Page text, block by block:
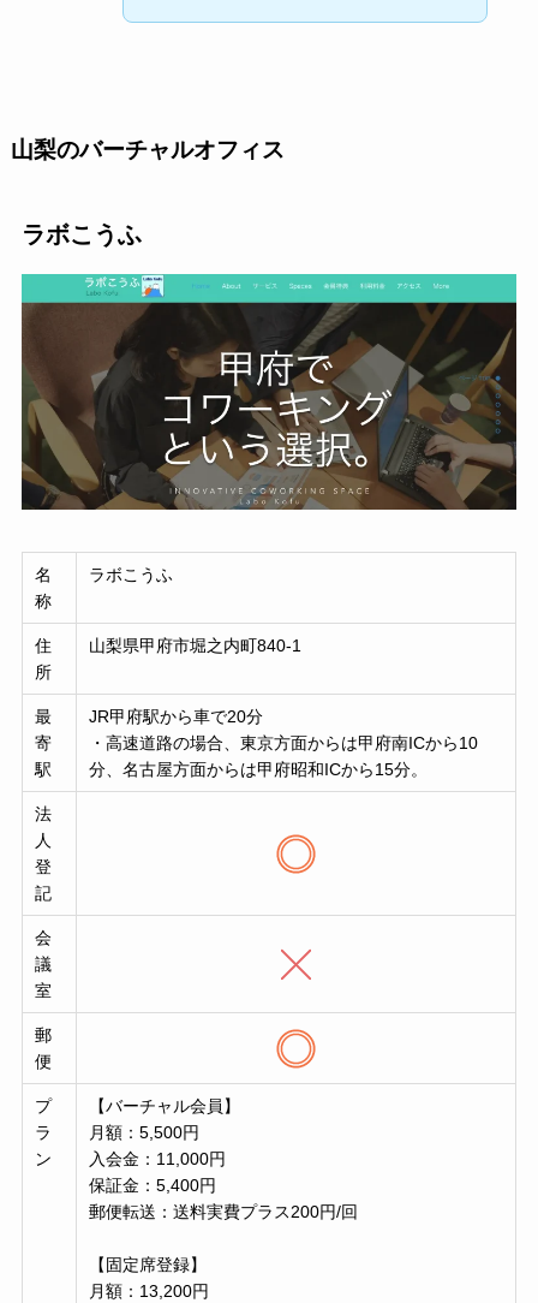
山梨のバーチャルオフィス
ラボこうふ
名
称
ラボこうふ
住
所
山梨県甲府市堀之内町840-1
最
寄
駅
JR甲府駅から車で20分
・高速道路の場合、東京方面からは甲府南ICから10
分、名古屋方面からは甲府昭和ICから15分。
法
人
登
記
会
議
室
郵
便
プ
ラ
ン
【バーチャル会員】
月額：5,500円
入会金：11,000円
保証金：5,400円
郵便転送：送料実費プラス200円/回
【固定席登録】
月額：13,200円